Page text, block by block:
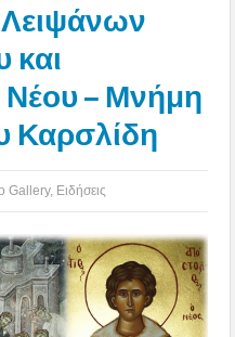
και
– Μνήμη
Καρσλίδη
Gallery, Ειδήσεις